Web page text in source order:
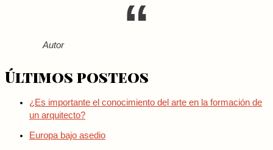
Autor
Últimos posteos
¿Es importante el conocimiento del arte en la formación de
un arquitecto?
Europa bajo asedio